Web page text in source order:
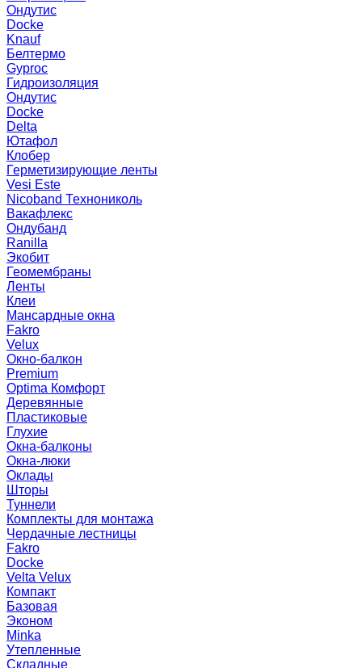
Ондутис
Docke
Knauf
Белтермо
Gyproc
Гидроизоляция
Ондутис
Docke
Delta
Ютафол
Клобер
Герметизирующие ленты
Vesi Este
Nicoband Технониколь
Вакафлекс
Ондубанд
Ranilla
Экобит
Геомембраны
Ленты
Клеи
Мансардные окна
Fakro
Velux
Окно-балкон
Premium
Optima Комфорт
Деревянные
Пластиковые
Глухие
Окна-балконы
Окна-люки
Оклады
Шторы
Туннели
Комплекты для монтажа
Чердачные лестницы
Fakro
Docke
Velta Velux
Компакт
Базовая
Эконом
Minka
Утепленные
Складные